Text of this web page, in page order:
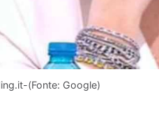
(Fonte: Google)